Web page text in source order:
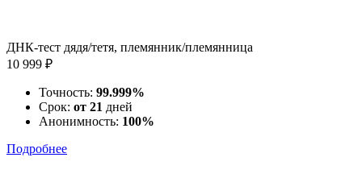
ДНК-тест дядя/тетя, племянник/племянница
10 999 ₽
Точность: 99.999%
Срок: от 21 дней
Анонимность: 100%
Подробнее